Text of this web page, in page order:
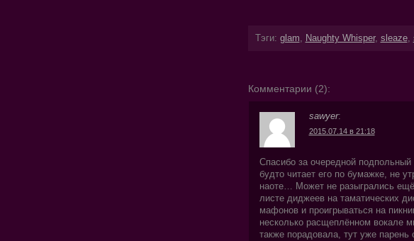
Тэги: glam, Naughty Whisper, sleaze,
Комментарии (2):
sawyer:
2015.07.14 в 21:18
Спасибо за очередной
будто читает его по бумажке, не
наоте… Может не разыгрались
листе диджеев на таматических
мафонов и проигрываться на
несколько расщеплённом вокале
также порадовала, тут уже парень